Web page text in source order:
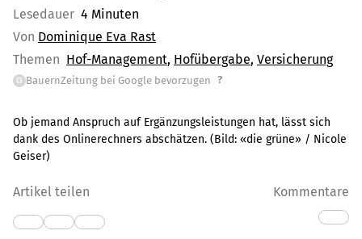
Lesedauer 4 Minuten
Von Dominique Eva Rast
Themen Hof-Management Hofübergabe Versicherung
G BauernZeitung bei Google bevorzugen ?
Ob jemand Anspruch auf Ergänzungsleistungen hat, lässt sich
dank des Onlinerechners abschätzen. (Bild: «die grüne» / Nicole
Geiser)
Artikel teilen Kommentare